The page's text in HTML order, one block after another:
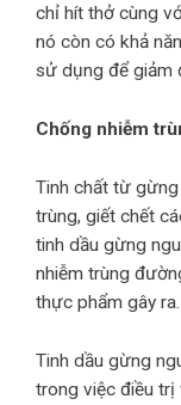
chỉ hít thở cùng
nó còn có khả
sử dụng để giảm
Chống nhiễm
Tinh chất từ
trùng, giết chết
tinh dầu gừng
nhiễm trùng
thực phẩm gây ra.
Tinh dầu gừng
trong việc điều trị